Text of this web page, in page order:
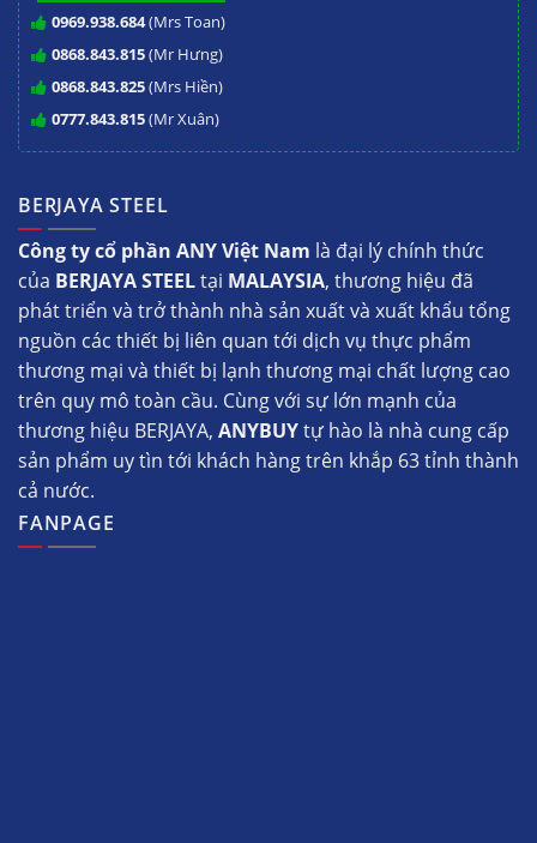
0969.938.684(Mrs Toan)
0868.843.815(Mr Hưng)
0868.843.825(Mrs Hiền)
0777.843.815(Mr Xuân)
BERJAYA STEEL
Công ty cổ phần ANY Việt Nam là đại lý chính thức
của BERJAYA STEELtại MALAYSIA, thương hiệu đã
phát triển và trở thành nhà sản xuất và xuất khẩu tổng
nguồn các thiết bị liên quan tới dịch vụ thực phẩm
thương mại và thiết bị lạnh thương mại chất lượng cao
trên quy mô toàn cầu. Cùng với sự lớn mạnh của
thương hiệu BERJAYA, ANYBUYtự hào là nhà cung cấp
sản phẩm uy tìn tới khách hàng trên khắp 63 tỉnh thành
cả nước.
FANPAGE